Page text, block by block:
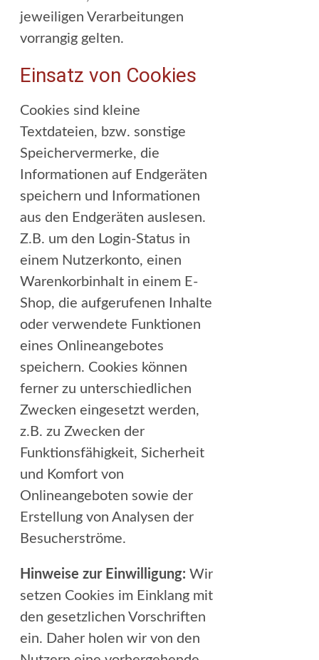
jeweiligen Verarbeitungen
vorrangig gelten.
Einsatz von Cookies
Cookies sind kleine
Textdateien, bzw. sonstige
Speichervermerke, die
Informationen auf Endgeräten
speichern und Informationen
aus den Endgeräten auslesen.
Z.B. um den Login-Status in
einem Nutzerkonto, einen
Warenkorbinhalt in einem E-
Shop, die aufgerufenen Inhalte
oder verwendete Funktionen
eines Onlineangebotes
speichern. Cookies können
ferner zu unterschiedlichen
Zwecken eingesetzt werden,
z.B. zu Zwecken der
Funktionsfähigkeit, Sicherheit
und Komfort von
Onlineangeboten sowie der
Erstellung von Analysen der
Besucherströme.
Hinweise zur Einwilligung: Wir
setzen Cookies im Einklang mit
den gesetzlichen Vorschriften
ein. Daher holen wir von den